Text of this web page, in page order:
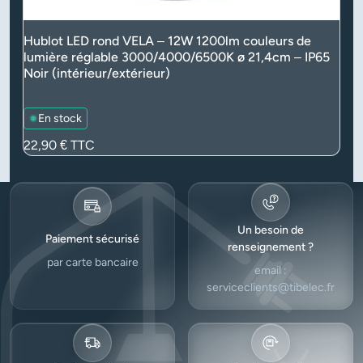
Hublot LED rond VELA – 12W 1200lm couleurs de
lumière réglable 3000/4000/6500K ø 21,4cm – IP65
Noir (intérieur/extérieur)
En stock
Prix
22,90 € TTC
Paiement sécurisé
par carte bancaire
Un besoin de
renseignement ?
email :
serviceclients@tibelec.fr